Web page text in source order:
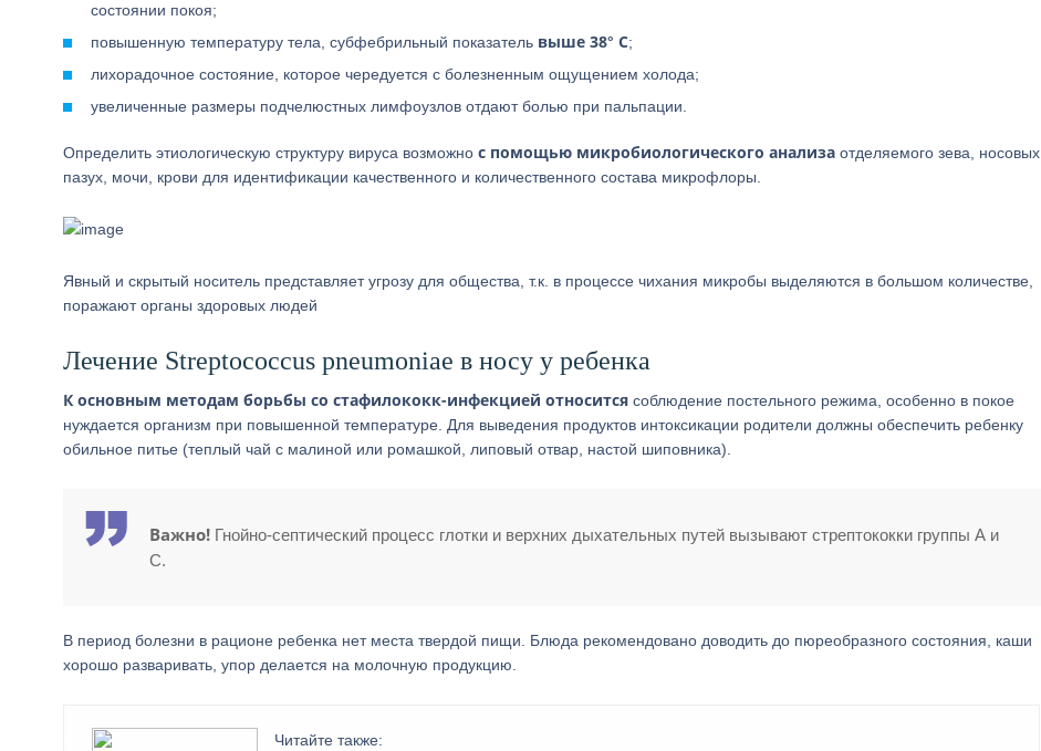
состоянии покоя;
повышенную температуру тела, субфебрильный показатель выше 38° С;
лихорадочное состояние, которое чередуется с болезненным ощущением холода;
увеличенные размеры подчелюстных лимфоузлов отдают болью при пальпации.
Определить этиологическую структуру вируса возможно с помощью микробиологического анализа отделяемого зева, носовых
пазух, мочи, крови для идентификации качественного и количественного состава микрофлоры.
Явный и скрытый носитель представляет угрозу для общества, т.к. в процессе чихания микробы выделяются в большом количестве,
поражают органы здоровых людей
Лечение Streptococcus pneumoniae в носу у ребенка
К основным методам борьбы со стафилококк-инфекцией относится соблюдение постельного режима, особенно в покое
нуждается организм при повышенной температуре. Для выведения продуктов интоксикации родители должны обеспечить ребенку
обильное питье (теплый чай с малиной или ромашкой, липовый отвар, настой шиповника).
Важно! Гнойно-септический процесс глотки и верхних дыхательных путей вызывают стрептококки группы А и
С.
В период болезни в рационе ребенка нет места твердой пищи. Блюда рекомендовано доводить до пюреобразного состояния, каши
хорошо разваривать, упор делается на молочную продукцию.
Читайте также: